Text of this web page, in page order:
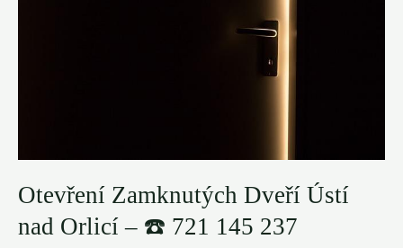
Otevření Zamknutých Dveří Ústí
nad Orlicí – ☎️ 721 145 237